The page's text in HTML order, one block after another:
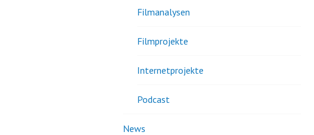
Filmanalysen
Filmprojekte
Internetprojekte
Podcast
News